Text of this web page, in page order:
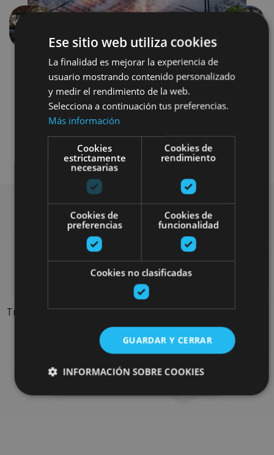
Rechercher plus de
sorties
Trouvez des sorties et des propositions pour compléter votre
séjour en Navarre : activités organisées, visites et les
évènements-phares de l'agenda
Ese sitio web utiliza cookies
La finalidad es mejorar la experiencia de
usuario mostrando contenido personalizado
y medir el rendimiento de la web.
Selecciona a continuación tus preferencias.
Más información
Cookies
estrictamente
necesarias
Cookies de
rendimiento
Cookies de
preferencias
Cookies de
funcionalidad
Cookies no clasificadas
GUARDAR Y CERRAR
INFORMACIÓN SOBRE COOKIES